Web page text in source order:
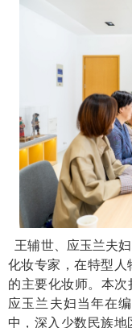
王辅世、应玉兰夫
化妆专家，在特型人
的主要化妆师。本次
应玉兰夫妇当年在
中，深入少数民族